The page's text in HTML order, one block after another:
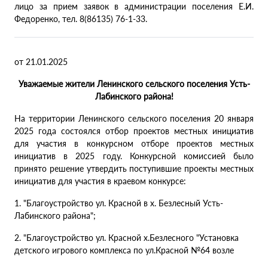
лицо за прием заявок в администрации поселения Е.И.
Федоренко, тел. 8(86135) 76-1-33.
от 21.01.2025
Уважаемые жители Ленинского сельского поселения Усть-
Лабинского района!
На территории Ленинского сельского поселения 20 января
2025 года состоялся отбор проектов местных инициатив
для участия в конкурсном отборе проектов местных
инициатив в 2025 году. Конкурсной комиссией было
принято решение утвердить поступившие проекты местных
инициатив для участия в краевом конкурсе:
1. "Благоустройство ул. Красной в х. Безлесный Усть-
Лабинского района";
2. "Благоустройство ул. Красной х.Безлесного "Установка
детского игрового комплекса по ул.Красной №64 возле